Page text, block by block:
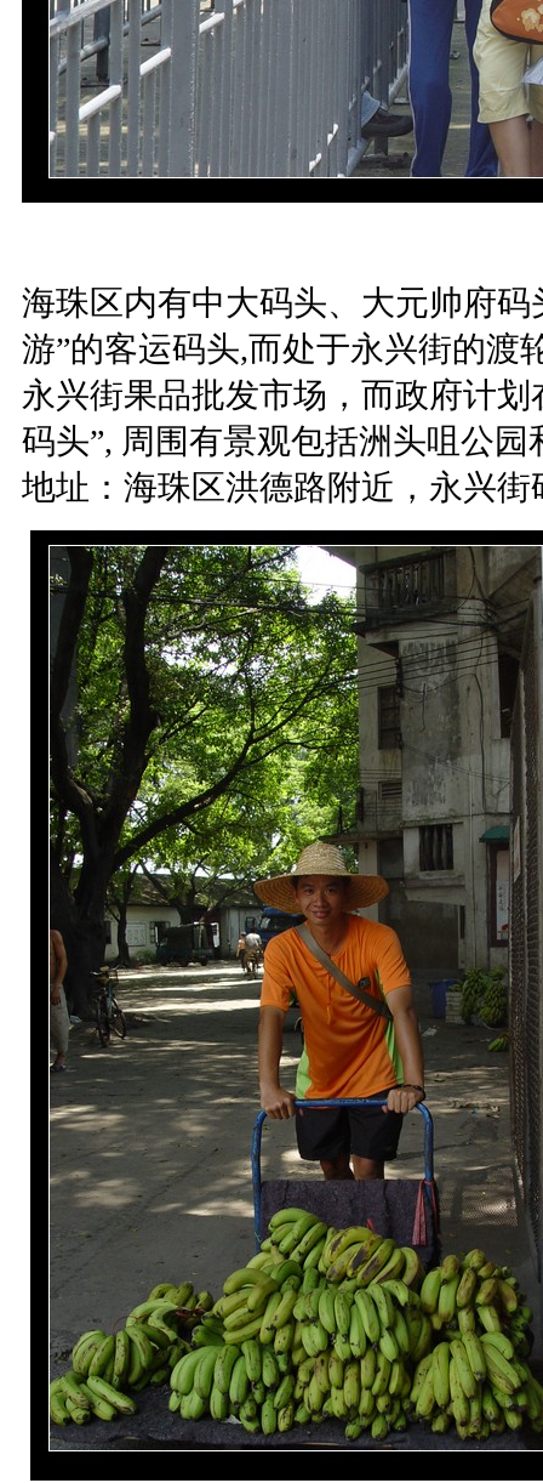
海珠区内有中大码头、大元帅府
游”的客运码头,而处于永兴街的渡
永兴街果品批发市场，而政府计
码头”, 周围有景观包括洲头咀公
地址：海珠区洪德路附近，永兴